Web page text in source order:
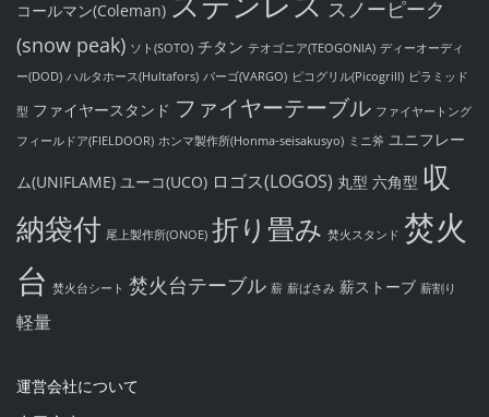
コールマン(Coleman)
スノーピーク
(snow peak) ソト(SOTO) チタン テオゴニア(TEOGONIA) ディーオーディ
ー(DOD) ハルタホース(Hultafors) バーゴ(VARGO) ピコグリル(Picogrill) ピラミッド
型 ファイヤースタンド ファイヤーテーブル ファイヤートング
フィールドア(FIELDOOR) ホンマ製作所(Honma-seisakusyo) ミニ斧 ユニフレー
ム(UNIFLAME) ユーコ(UCO) ロゴス(LOGOS) 丸型 六角型 収
納袋付 尾上製作所(ONOE) 折り畳み 焚火スタンド 焚火
台 焚火台シート 焚火台テーブル 薪 薪ばさみ 薪ストーブ 薪割り
軽量
運営会社について